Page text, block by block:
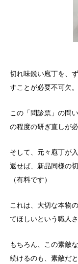
切れ味鋭い庖丁を、
すことが必要不可欠。
この「問診票」の問
の程度の研ぎ直しが
そして、元々庖丁が
返せば、新品同様の
（有料です）
これは、大切な本物
てほしいという職人
もちろん、この素敵
続けるのも、素敵だと